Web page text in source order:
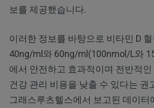
보를 제공했습니다.
이러한 정보를 바탕으로 비타민 D
40ng/ml와 60ng/ml(100nmol/L와
에서 안전하고 효과적이며 전반적
건강 관리 비용을 낮출 수 있다는 권
그래스루츠헬스에서 보고된 데이터